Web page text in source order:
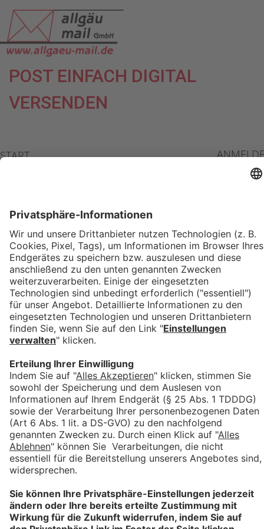
POST EINFACH DIGITAL
VERSENDEN
START
MAIL.DIGITAL?
LEISTUNGEN
PREISLISTE
VORTEILSRECHNER
▸ Freigabe & Bezahlung
1. Freigabe starten
Setzen Sie das Häkchen bei
freigeben“.
Klicken Sie auf„Sendungen freigeben“.
Die Sendung wird damit zur Produktion freigegeben.
Nach der Freigabe sind keine Änderungen mehr möglich.
2. Ausgangsbuch prüfen
Im Ausgangsbuch finden Sie:
alle freigegebenen Sendungen
eindeutige ID-Nummern